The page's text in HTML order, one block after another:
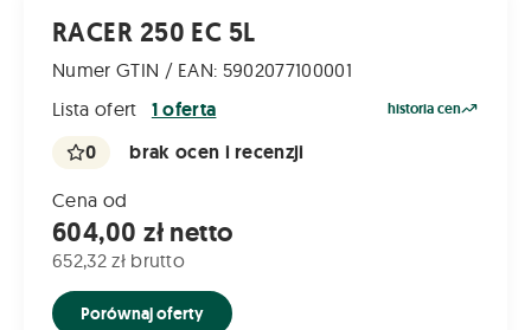
RACER 250 EC 5L
Numer GTIN / EAN: 5902077100001
Lista ofert
1 oferta historia cen
0 brak ocen i recenzji
Cena od
604,00 zł netto
652,32 zł brutto
Porównaj oferty